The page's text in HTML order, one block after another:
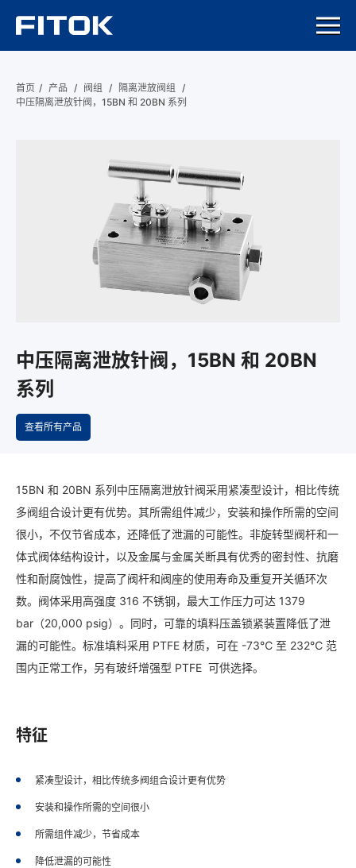
首页 / 产品 / 阀组 / 隔离泄放阀组
/
中压隔离泄放针阀，15BN 和 20BN 系列
中压隔离泄放针阀，15BN 和 20BN
系列
查看所有产品
15BN 和 20BN 系列中压隔离泄放针阀采用紧凑型设计，相比传统
多阀组合设计更有优势。其所需组件减少，安装和操作所需的空间
很小，不仅节省成本，还降低了泄漏的可能性。非旋转型阀杆和一
体式阀体结构设计，以及金属与金属关断具有优秀的密封性、抗磨
性和耐腐蚀性，提高了阀杆和阀座的使用寿命及重复开关循环次
数。阀体采用高强度 316 不锈钢，最大工作压力可达 1379
bar（20,000 psig）。同时，可靠的填料压盖锁紧装置降低了泄
漏的可能性。标准填料采用 PTFE 材质，可在 -73℃ 至 232℃ 范
围内正常工作，另有玻纤增强型 PTFE 可供选择。
特征
紧凑型设计，相比传统多阀组合设计更有优势
安装和操作所需的空间很小
所需组件减少，节省成本
降低泄漏的可能性